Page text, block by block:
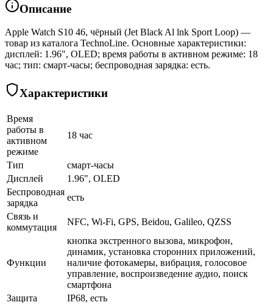
Описание
Apple Watch S10 46, чёрный (Jet Black Al lnk Sport Loop) —
товар из каталога TechnoLine. Основные характеристики:
дисплей: 1.96", OLED; время работы в активном режиме: 18
час; тип: смарт-часы; беспроводная зарядка: есть.
Характеристики
Время
работы в
активном
режиме
18 час
Тип
смарт-часы
Дисплей
1.96", OLED
Беспроводная
зарядка
есть
Связь и
коммутация
NFC, Wi-Fi, GPS, Beidou, Galileo, QZSS
Функции
кнопка экстренного вызова, микрофон,
динамик, установка сторонних приложений,
наличие фотокамеры, вибрация, голосовое
управление, воспроизведение аудио, поиск
смартфона
Защита
IP68, есть